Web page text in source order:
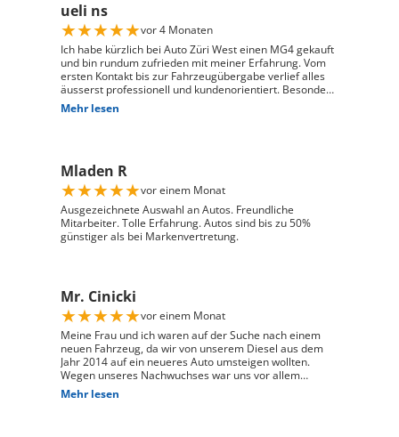
ueli ns
★★★★★vor 4 Monaten
Ich habe kürzlich bei Auto Züri West einen MG4 gekauft
und bin rundum zufrieden mit meiner Erfahrung. Vom
ersten Kontakt bis zur Fahrzeugübergabe verlief alles
äusserst professionell und kundenorientiert. Besonders
hervorheben möchte ich die hervorragende Beratung
durch Herrn David Panic. Er hat sich viel Zeit
und engagierte Art hat den gesamten Kaufprozess sehr
angenehm gemacht. Die Abwicklung verlief reibungslos
und zuverlässig, und ich habe mein Fahrzeug genau so
erhalten, wie ich es mir vorgestellt habe. Ich kann Auto
Züri West uneingeschränkt weiterempfehlen und
bedanke mich herzlich für den ausgezeichneten Service
Mehr lesen
Mladen R
★★★★★vor einem Monat
Ausgezeichnete Auswahl an Autos. Freundliche
Mitarbeiter. Tolle Erfahrung. Autos sind bis zu 50%
günstiger als bei Markenvertretung.
Mr. Cinicki
★★★★★vor einem Monat
Meine Frau und ich waren auf der Suche nach einem
neuen Fahrzeug, da wir von unserem Diesel aus dem
Jahr 2014 auf ein neueres Auto umsteigen wollten.
Wegen unseres Nachwuchses war uns vor allem
wichtig, dass genügend Platz für einen Kindersitz
vorhanden ist und das Fahrzeug gut zu unserem Alltag
Mehr lesen